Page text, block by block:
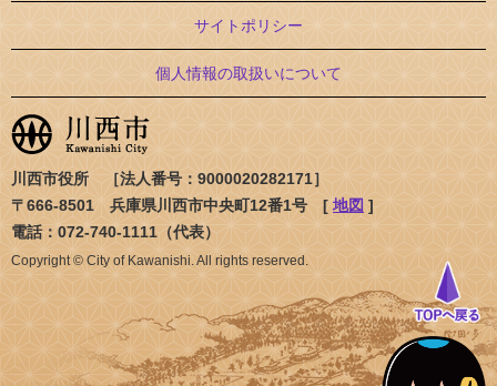
サイトポリシー
個人情報の取扱いについて
川西市役所 ［法人番号：9000020282171］
〒666-8501 兵庫県川西市中央町12番1号 [ 地図 ]
電話：072-740-1111（代表）
Copyright © City of Kawanishi. All rights reserved.